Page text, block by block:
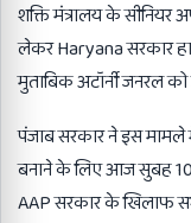
शक्ति मंत्रालय के
लेकर Haryana सरकार
मुताबिक अटॉर्नी जनरल
पंजाब सरकार ने इस
बनाने के लिए आज सुबह 10
AAP सरकार के खिलाफ